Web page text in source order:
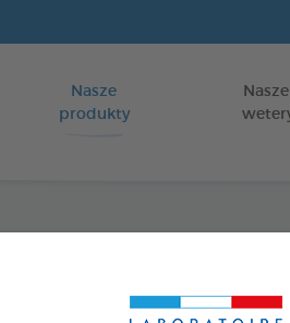
Idź do zawartości
Nasze
produkty